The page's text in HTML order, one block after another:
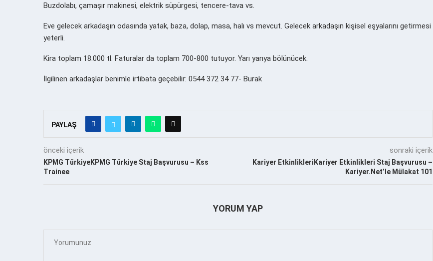
Buzdolabı, çamaşır makinesi, elektrik süpürgesi, tencere-tava vs.
Eve gelecek arkadaşın odasında yatak, baza, dolap, masa, halı vs mevcut. Gelecek arkadaşın kişisel eşyalarını getirmesi
yeterli.
Kira toplam 18.000 tl. Faturalar da toplam 700-800 tutuyor. Yarı yarıya bölünücek.
İlgilinen arkadaşlar benimle irtibata geçebilir: 0544 372 34 77- Burak
PAYLAŞ
önceki içerik
KPMG TürkiyeKPMG Türkiye Staj Başvurusu – Kss
Trainee
sonraki içerik
Kariyer EtkinlikleriKariyer Etkinlikleri Staj Başvurusu –
Kariyer.Net’le Mülakat 101
YORUM YAP